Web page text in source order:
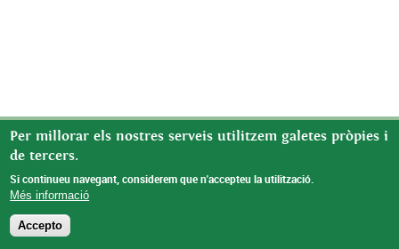
Per millorar els nostres serveis utilitzem galetes pròpies i
de tercers.
Si continueu navegant, considerem que n'accepteu la utilització.
Més informació
Accepto